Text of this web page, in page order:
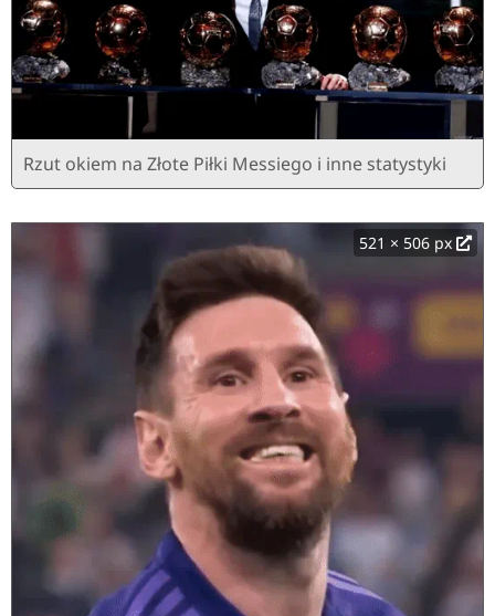
Rzut okiem na Złote Piłki Messiego i inne statystyki
521 × 506 px